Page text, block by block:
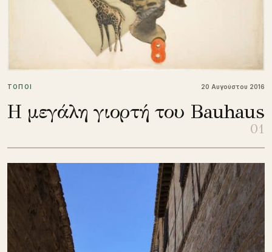
ΤΟΠΟΙ 20 Αυγούστου 2016
Η μεγάλη γιορτή του Bauhaus
01